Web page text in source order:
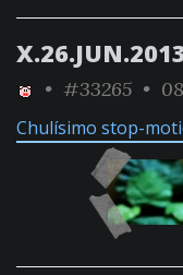
• #33265 •
Chulísimo stop-